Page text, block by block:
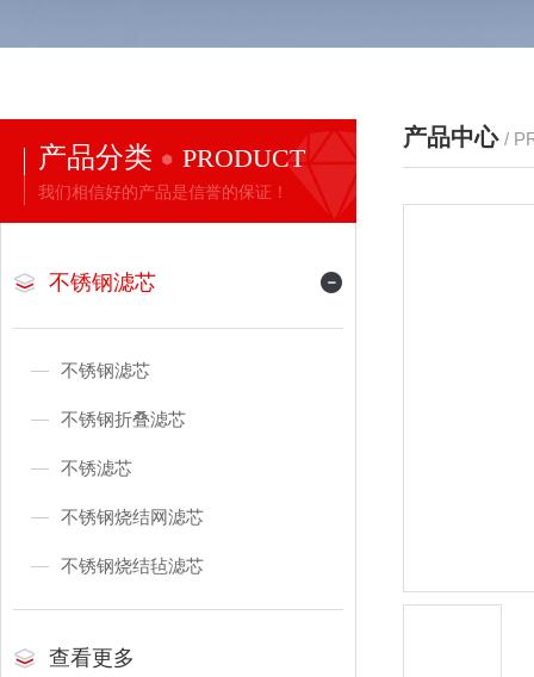
产品分类 PRODUCT
我们相信好的产品是信誉的保证！
不锈钢滤芯
不锈钢滤芯
不锈钢折叠滤芯
不锈滤芯
不锈钢烧结网滤芯
不锈钢烧结毡滤芯
查看更多
产品中心 /